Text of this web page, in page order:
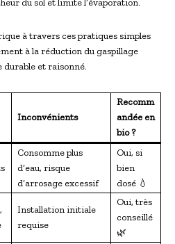
du sol et limite l’évaporation.
à travers ces pratiques simples
à la réduction du gaspillage
durable et raisonné.
Inconvénients
Recomm
andée en
bio ?
Consomme plus
d’eau, risque
d’arrosage excessif
Oui, si
bien
dosé 💧
Installation initiale
requise
Oui, très
conseillé
🌿